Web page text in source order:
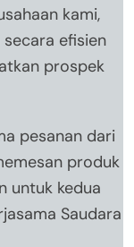
kami,
efisien
prospek
pesanan dari
produk
untuk kedua
Saudara